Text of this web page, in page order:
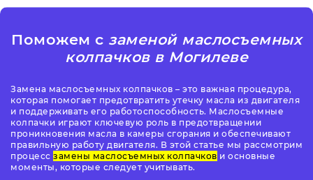
Поможем с заменой маслосъемных
колпачков в Могилеве
Замена маслосъемных колпачков – это важная процедура,
которая помогает предотвратить утечку масла из двигателя
и поддерживать его работоспособность. Маслосъемные
колпачки играют ключевую роль в предотвращении
проникновения масла в камеры сгорания и обеспечивают
правильную работу двигателя. В этой статье мы рассмотрим
процесс замены маслосъемных колпачков и основные
моменты, которые следует учитывать.